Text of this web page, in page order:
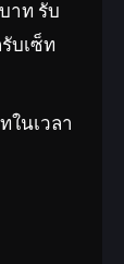
าท รับ
บเซ็ท
ในเวลา